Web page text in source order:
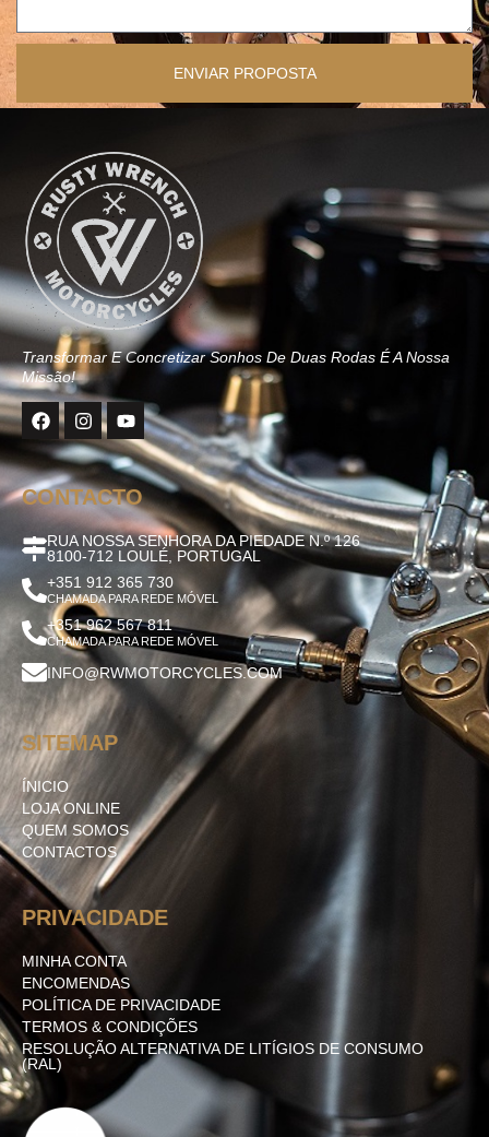
ENVIAR PROPOSTA
Transformar E Concretizar Sonhos De Duas Rodas É A Nossa
Missão!
CONTACTO
RUA NOSSA SENHORA DA PIEDADE N.º 126
8100-712 LOULÉ, PORTUGAL
+351 912 365 730
CHAMADA PARA REDE MÓVEL
+351 962 567 811
CHAMADA PARA REDE MÓVEL
INFO@RWMOTORCYCLES.COM
SITEMAP
ÍNICIO
LOJA ONLINE
QUEM SOMOS
CONTACTOS
PRIVACIDADE
MINHA CONTA
ENCOMENDAS
POLÍTICA DE PRIVACIDADE
TERMOS & CONDIÇÕES
RESOLUÇÃO ALTERNATIVA DE LITÍGIOS DE CONSUMO
(RAL)